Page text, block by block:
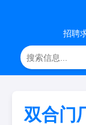
招聘
双合门